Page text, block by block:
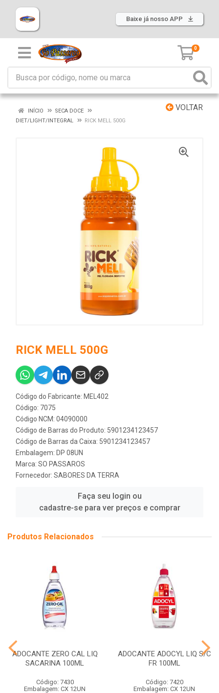
Baixe já nosso APP
0
VOLTAR
INÍCIO
SECA DOCE
DIET/LIGHT/INTEGRAL
RICK MELL 500G
RICK MELL 500G
Código do Fabricante: MEL402
Código: 7075
Código NCM: 04090000
Código de Barras do Produto: 5901234123457
Código de Barras da Caixa: 5901234123457
Embalagem: DP 08UN
Marca: SO PASSAROS
Fornecedor: SABORES DA TERRA
Faça seu login ou
cadastre-se para ver preços e comprar
Produtos Relacionados
ADOCANTE ZERO CAL LIQ
SACARINA 100ML
Código: 7430
Embalagem: CX 12UN
ADOCANTE ADOCYL LIQ S/C
FR 100ML
Código: 7420
Embalagem: CX 12UN